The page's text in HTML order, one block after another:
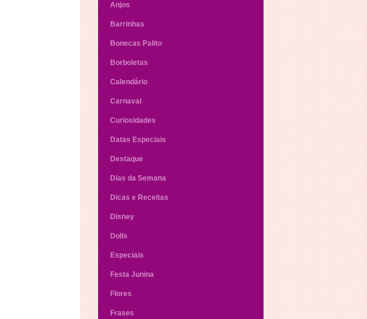
Anjos
Barrinhas
Bonecas Palito
Borboletas
Calendário
Carnaval
Curiosidades
Datas Especiais
Destaque
Dias da Semana
Dicas e Receitas
Disney
Dolls
Especiais
Festa Junina
Flores
Frases